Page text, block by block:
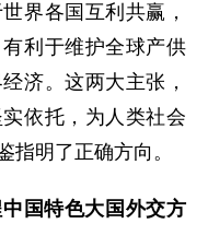
界各国互利共赢，
利于维护全球产供
济。这两大主张，
依托，为人类社会
指明了正确方向。
国特色大国外交方